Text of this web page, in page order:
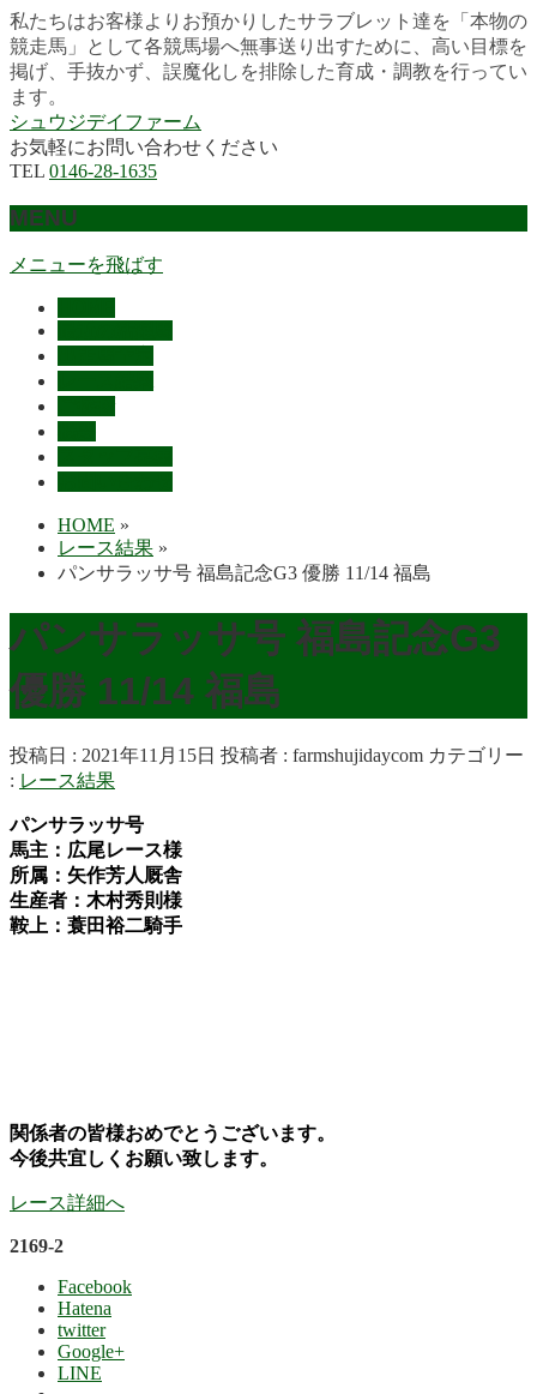
私たちはお客様よりお預かりしたサラブレット達を「本物の
競走馬」として各競馬場へ無事送り出すために、高い目標を
掲げ、手抜かず、誤魔化しを排除した育成・調教を行ってい
ます。
シュウジデイファーム
お気軽にお問い合わせください
TEL 0146-28-1635
MENU
メニューを飛ばす
HOME »
レース結果 »
パンサラッサ号 福島記念G3 優勝 11/14 福島
パンサラッサ号 福島記念G3
優勝 11/14 福島
投稿日 : 2021年11月15日 投稿者 : farmshujidaycom カテゴリー
: レース結果
パンサラッサ号
馬主：広尾レース様
所属：矢作芳人厩舎
生産者：木村秀則様
鞍上：蓑田裕二騎手
関係者の皆様おめでとうございます。
今後共宜しくお願い致します。
レース詳細へ
2169-2
Facebook
Hatena
twitter
Google+
LINE